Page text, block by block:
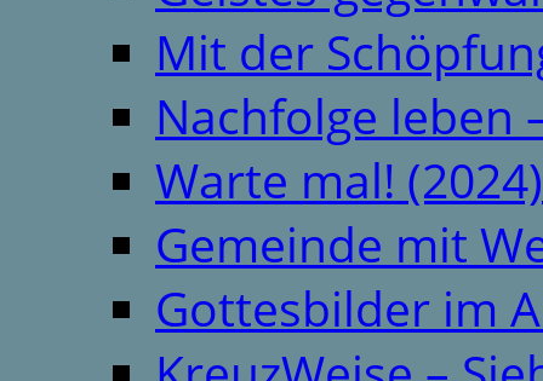
Mit der
Nachfolge leben
Warte mal! (2024)
Gemeinde mit
Gottesbilder im